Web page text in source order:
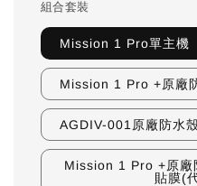
組合套裝
Mission 1 Pro單主機
Mission 1 Pro +原廠
AGDIV-001原廠防水
Mission 1 Pro +原廠
貼膜(